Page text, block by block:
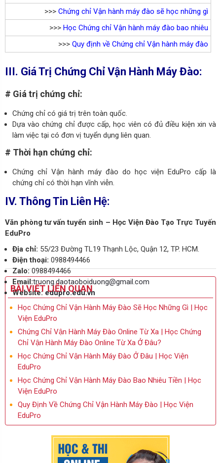
>>> Chứng chỉ Vận hành máy đào sẽ học những gì
>>> Học Chứng chỉ Vận hành máy đào bao nhiêu
>>> Quy định về Chứng chỉ Vận hành máy đào
III. Giá Trị Chứng Chỉ Vận Hành Máy Đào:
# Giá trị chứng chỉ:
Chứng chỉ có giá trị trên toàn quốc.
Dựa vào chứng chỉ được cấp, học viên có đủ điều kiện xin và
làm việc tại có đơn vị tuyển dụng liên quan.
# Thời hạn chứng chỉ:
Chứng chỉ Vận hành máy đào do học viện EduPro cấp là
chứng chỉ có thời hạn vĩnh viễn.
IV. Thông Tin Liên Hệ:
Văn phòng tư vấn tuyển sinh – Học Viện Đào Tạo Trực Tuyến
EduPro
Địa chỉ: 55/23 Đường TL19 Thạnh Lộc, Quận 12, TP. HCM.
Điện thoại: 0988494466
Zalo:0988494466
Email:truong.daotaoboiduong@gmail.com
Website: edupro.edu.vn
BÀI VIẾT LIÊN QUAN
Học Chứng Chỉ Vận Hành Máy Đào Sẽ Học Những Gì | Học
Viện EduPro
Chứng Chỉ Vận Hành Máy Đào Online Từ Xa | Học Chứng
Chỉ Vận Hành Máy Đào Online Từ Xa Ở Đâu?
Học Chứng Chỉ Vận Hành Máy Đào Ở Đâu | Học Viện
EduPro
Học Chứng Chỉ Vận Hành Máy Đào Bao Nhiêu Tiền | Học
Viện EduPro
Quy Định Về Chứng Chỉ Vận Hành Máy Đào | Học Viện
EduPro